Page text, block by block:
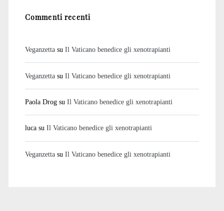
Commenti recenti
Veganzettasu Il Vaticano benedice gli xenotrapianti
Veganzettasu Il Vaticano benedice gli xenotrapianti
Paola Drogsu Il Vaticano benedice gli xenotrapianti
lucasu Il Vaticano benedice gli xenotrapianti
Veganzettasu Il Vaticano benedice gli xenotrapianti